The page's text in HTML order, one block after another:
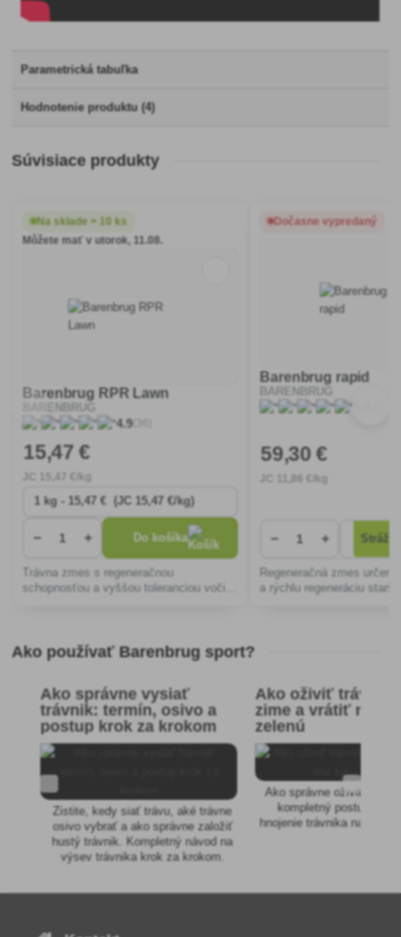
Parametrická tabuľka
Hodnotenie produktu (4)
Súvisiace produkty
Na sklade > 10 ks
Môžete mať v utorok, 11.08.
Barenbrug RPR Lawn
BARENBRUG
4.9(36)
15,47 €
,47 €/kg
− + Do košíka
Trávna zmes s regeneračnou
schopnosťou a vyššou toleranciou voči
Dočasne vypredaný
Barenbrug rapid
BARENBRUG
59,30 €
,86 €/kg
− +
Regeneračná zmes
a rýchlu regeneráciu
Ako používať Barenbrug sport?
Ako správne vysiať
trávnik: termín, osivo a
postup krok za krokom
Zistite, kedy siať trávu, aké trávne
osivo vybrať a ako správne založiť
hustý trávnik. Kompletný návod na
výsev trávnika krok za krokom.
Ako oživiť trávnik
zime a vrátiť mu
zelenú
Ako správne oživiť
kompletný postup
hnojenie trávnika na jar aj